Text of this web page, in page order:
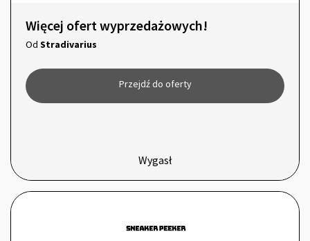
Więcej ofert wyprzedażowych!
Od Stradivarius
Przejdź do oferty
Wygasł